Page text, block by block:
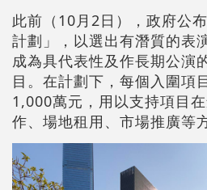
此前（10月2日），政府公
計劃」，以選出有潛質的表
成為具代表性及作長期公演
目。在計劃下，每個入圍項
1,000萬元，用以支持項目
作、場地租用、市場推廣等